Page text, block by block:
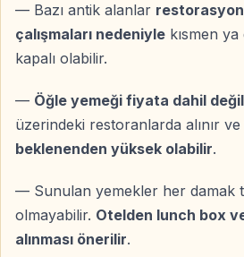
— Uzun yolculukları aceleye
isteyen misafirler
— Pamukkale’yi detaylı görmek
tarih meraklıları
— Termal konaklama deneyimi
— Kemer bölgesi otellerinden
— Ulaşım ve profesyonel rehberlik
— 1 gece konaklama
— Bazı antik alanlar restorasyon
çalışmaları nedeniyle kısmen
kapalı olabilir.
— Öğle yemeği fiyata dahil
üzerindeki restoranlarda alınır
beklenenden yüksek olabilir.
— Sunulan yemekler her damak
olmayabilir. Otelden lunch box
alınması önerilir.